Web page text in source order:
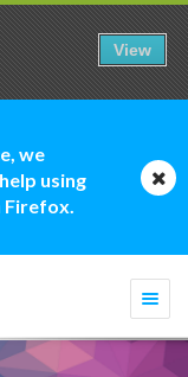
we
using
Firefox.
View